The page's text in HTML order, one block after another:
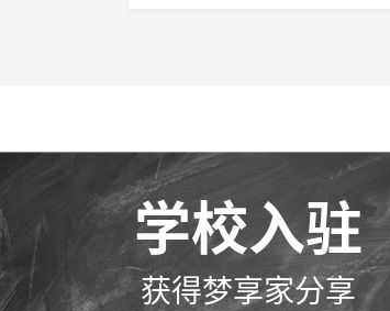
学校入驻
获得梦享家分享